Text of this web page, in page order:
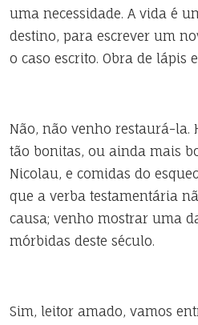
uma necessidade. A vida é
destino, para escrever um
o caso escrito. Obra de lápis
Não, não venho restaurá-la.
tão bonitas, ou ainda mais
Nicolau, e comidas do
que a verba testamentária
causa; venho mostrar uma
mórbidas deste século.
Sim, leitor amado, vamos